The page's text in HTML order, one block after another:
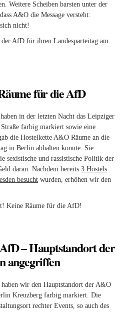
Weitere Scheiben barsten unter der
A&O die Message versteht:
nicht!
AfD für ihren Landesparteitag am
für die AfD
in der letzten Nacht das Leipziger
farbig markiert sowie eine
die Hostelkette A&O Räume an die
in Berlin abhalten konnte. Sie
sexistische und rassistische Politik der
daran. Nachdem bereits 3 Hostels
besucht wurden, erhöhen wir den
Keine Räume für die AfD!
– Hauptstandort der
angegriffen
haben wir den Hauptstandort der A&O
Kreuzberg farbig markiert. Die
rechter Events, so auch des